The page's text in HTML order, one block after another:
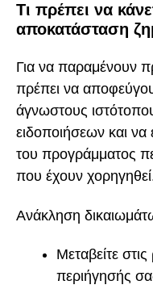
Τι πρέπει να
αποκατάσταση
Για να παραμένουν
πρέπει να
άγνωστους
ειδοποιήσεων και να
του προγράμματος
που έχουν
Ανάκληση
Μεταβείτε
περιήγησής